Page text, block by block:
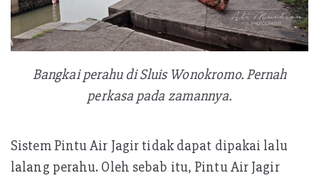
Bangkai perahu di Sluis Wonokromo. Pernah
perkasa pada zamannya.
Sistem Pintu Air Jagir tidak dapat dipakai lalu
lalang perahu. Oleh sebab itu, Pintu Air Jagir